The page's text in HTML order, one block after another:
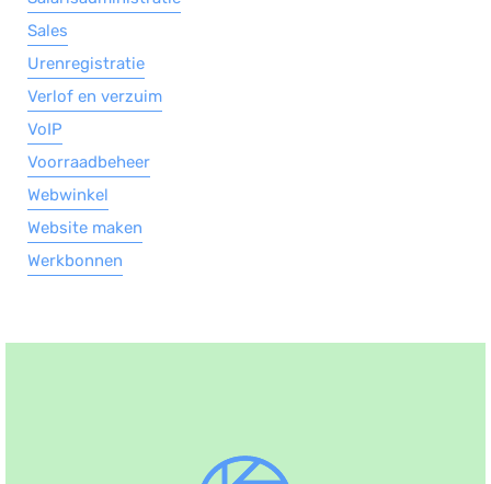
Sales
Urenregistratie
Verlof en verzuim
VoIP
Voorraadbeheer
Webwinkel
Website maken
Werkbonnen